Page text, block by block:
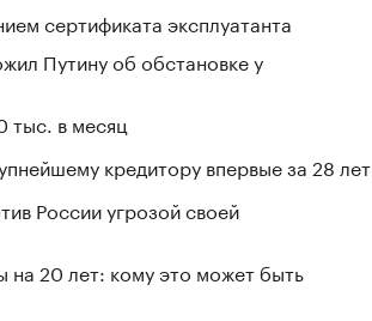
сертификата эксплуатанта
Путину об обстановке у
тыс. в месяц
кредитору впервые за 28 лет
России угрозой своей
на 20 лет: кому это может быть